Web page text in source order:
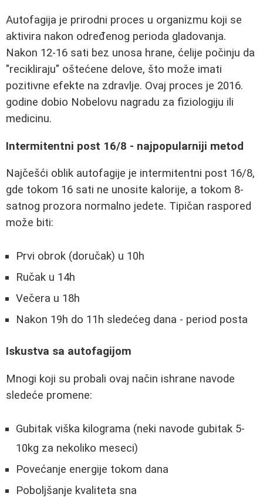
Autofagija je prirodni proces u organizmu koji se
aktivira nakon određenog perioda gladovanja.
Nakon 12-16 sati bez unosa hrane, ćelije počinju da
"recikliraju" oštećene delove, što može imati
pozitivne efekte na zdravlje. Ovaj proces je 2016.
godine dobio Nobelovu nagradu za fiziologiju ili
medicinu.
Intermitentni post 16/8 - najpopularniji metod
Najčešći oblik autofagije je intermitentni post 16/8,
gde tokom 16 sati ne unosite kalorije, a tokom 8-
satnog prozora normalno jedete. Tipičan raspored
može biti:
Prvi obrok (doručak) u 10h
Ručak u 14h
Večera u 18h
Nakon 19h do 11h sledećeg dana - period posta
Iskustva sa autofagijom
Mnogi koji su probali ovaj način ishrane navode
sledeće promene:
Gubitak viška kilograma (neki navode gubitak 5-
10kg za nekoliko meseci)
Povećanje energije tokom dana
Poboljšanje kvaliteta sna